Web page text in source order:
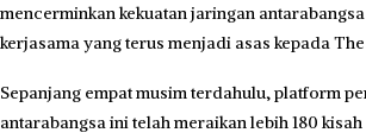
mencerminkan kekuatan jaringan
kerjasama yang terus menjadi asas kepada
Sepanjang empat musim terdahulu, platform
antarabangsa ini telah meraikan lebih 180